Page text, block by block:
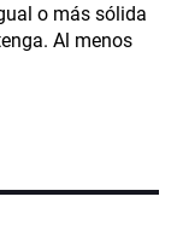
o más sólida
Al menos